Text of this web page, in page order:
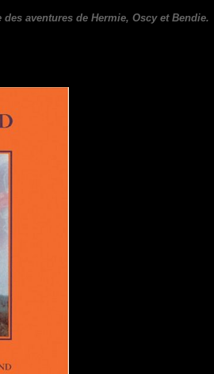
aventures de Hermie, Oscy et Bendie.